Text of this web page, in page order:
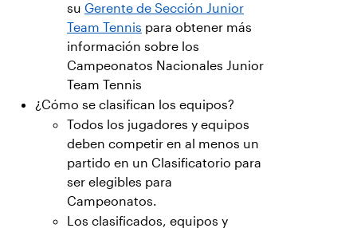
su Gerente de Sección Junior
Team Tennis para obtener más
información sobre los
Campeonatos Nacionales Junior
Team Tennis
¿Cómo se clasifican los equipos?
Todos los jugadores y equipos
deben competir en al menos un
partido en un Clasificatorio para
ser elegibles para
Campeonatos.
Los clasificados, equipos y